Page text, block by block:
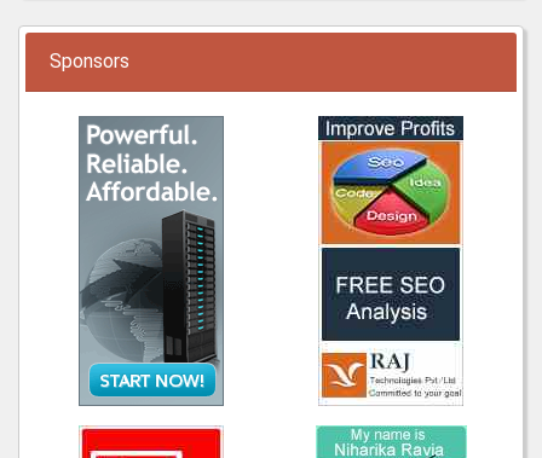
Sponsors